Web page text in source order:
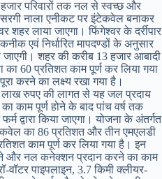
परिवारों तक नल से स्वच्छ और
नाला एनीकट पर इंटेकवेल बनाकर
शहर लाया जाएगा। फिंगेश्वर के दर्रीपार
एवं निर्धारित मापदण्डों के अनुसार
शहर की करीब 13 हजार आबादी
60 प्रतिशत काम पूर्ण कर लिया गया
करने का लक्ष्य रखा गया है।
रुपए की लागत से यह जल प्रदाय
काम पूर्ण होने के बाद पांच वर्ष तक
द्वारा किया जाएगा। योजना के अंतर्गत
का 86 प्रतिशत और तीन एमएलडी
काम पूर्ण कर लिया गया है। इन
और नल कनेक्शन प्रदान करने का काम
वॉटर पाइपलाइन, 3.7 किमी क्लीयर-